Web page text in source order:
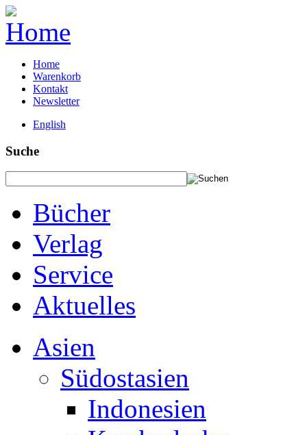
Home
Warenkorb
Kontakt
Newsletter
English
Suche
Bücher
Verlag
Service
Aktuelles
Asien
Südostasien
Indonesien